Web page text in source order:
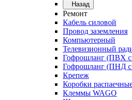
Назад
Ремонт
Кабель силовой
Провод заземления
Компьютерный
Телевизионный
Гофрошланг (ПВХ с
Гофрошланг (ПНД с
Крепеж
Коробки
Клеммы WAGO